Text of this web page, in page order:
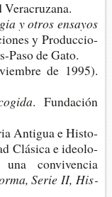
y otros ensayos
y Pro­duc­cio­
​Paso de Gato.
de 1995).
. Fun­da­ción
Anti­gua e His­to­
Clá­si­ca e ideo­lo­
con­vi­ven­cia
Serie II, His­